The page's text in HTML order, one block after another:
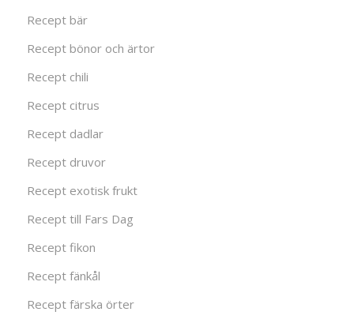
Recept bär
Recept bönor och ärtor
Recept chili
Recept citrus
Recept dadlar
Recept druvor
Recept exotisk frukt
Recept till Fars Dag
Recept fikon
Recept fänkål
Recept färska örter